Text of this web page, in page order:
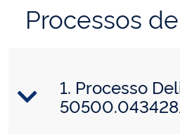
Processos
1. Processo